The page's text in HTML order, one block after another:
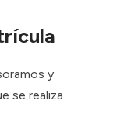
y
se realiza